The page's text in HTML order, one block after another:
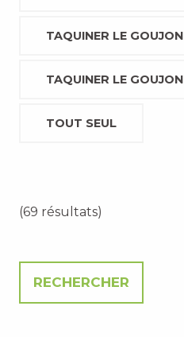
TAQUINER LE GOUJON
TAQUINER LE GOUJON
TOUT SEUL
(69 résultats)